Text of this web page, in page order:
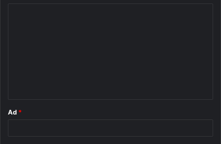
Ad *